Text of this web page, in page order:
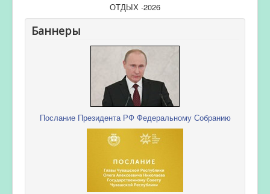
ОТДЫХ -2026
Баннеры
Послание Президента РФ Федеральному Собранию